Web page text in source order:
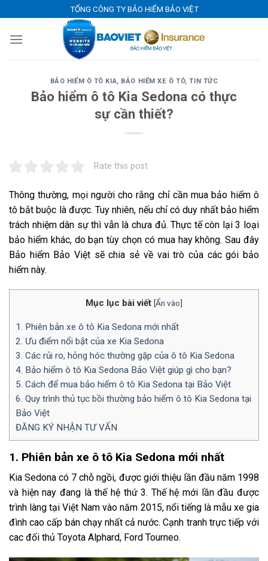
to
content
TỔNG CÔNG TY BẢO HIỂM BẢO VIỆT
BẢO HIỂM Ô TÔ KIA, BẢO HIỂM XE Ô TÔ,TIN TỨC
Bảo hiểm ô tô Kia Sedona có thực
sự cần thiết?
Rate this post
Thông thường, mọi người cho rằng chỉ cần mua bảo hiểm ô
tô bắt buộc là được. Tuy nhiên, nếu chỉ có duy nhất bảo hiểm
trách nhiệm dân sự thì vẫn là chưa đủ. Thực tế còn lại 3 loại
bảo hiểm khác, do bạn tùy chọn có mua hay không. Sau đây
Bảo hiểm Bảo Việt sẽ chia sẻ về vai trò của các gói bảo
hiểm này.
Mục lục bài viết [Ẩn vào]
1. Phiên bản xe ô tô Kia Sedona mới nhất
2. Ưu điểm nổi bật của xe Kia Sedona
3. Các rủi ro, hỏng hóc thường gặp của ô tô Kia Sedona
4. Bảo hiểm ô tô Kia Sedona Bảo Việt giúp gì cho bạn?
5. Cách để mua bảo hiểm ô tô Kia Sedona tại Bảo Việt
6. Quy trình thủ tục bồi thường bảo hiểm ô tô Kia Sedona tại
Bảo Việt
ĐĂNG KÝ NHẬN TƯ VẤN
1. Phiên bản xe ô tô Kia Sedona mới nhất
Kia Sedona có 7 chỗ ngồi, được giới thiệu lần đầu năm 1998
và hiện nay đang là thế hệ thứ 3. Thế hệ mới lần đầu được
trình làng tại Việt Nam vào năm 2015, nổi tiếng là mẫu xe gia
đình cao cấp bán chạy nhất cả nước. Cạnh tranh trực tiếp với
cac đối thủ Toyota Alphard, Ford Tourneo.